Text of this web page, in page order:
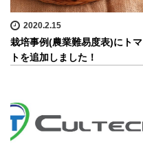
2020.2.15
栽培事例(農業難易度表)にトマ
トを追加しました！